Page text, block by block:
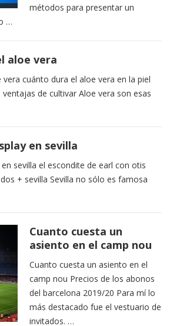
métodos para presentar un
…
aloe vera
cuánto dura el aloe vera en la piel
de cultivar Aloe vera son esas
en sevilla
sevilla el escondite de earl con otis
+ sevilla Sevilla no sólo es famosa
Cuanto cuesta un
asiento en el camp nou
Cuanto cuesta un asiento en el
camp nou Precios de los abonos
del barcelona 2019/20 Para mí lo
más destacado fue el vestuario de
invitados. …